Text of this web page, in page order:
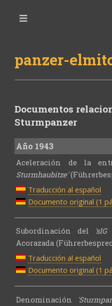
panzer-
Documentos
Sturmpanzer
Año 1943
Aceleración de la
Sturmhaubitze'
Traducción al español
Documento original (1
Subordinación del
Acorazada
Traducción al español
Documento original (1
Denominación